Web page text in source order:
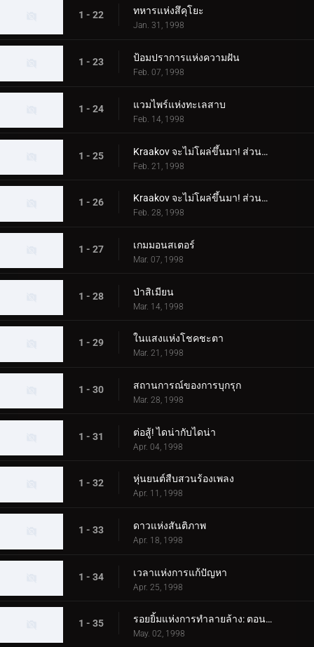
1 - 22 ทหารแห่งสึคุโยะ
Jan. 31, 1998
1 - 23 ป้อมปราการแห่งความฝัน
Feb. 07, 1998
1 - 24 แวมไพร์แห่งทะเลสาบ
Feb. 14, 1998
1 - 25 Kraakov จะไม่โผล่ขึ้นมา! ส่วนที่ 1
Feb. 21, 1998
1 - 26 Kraakov จะไม่โผล่ขึ้นมา! ส่วนที่ 2
Feb. 28, 1998
1 - 27 เกมมอนสเตอร์
Mar. 07, 1998
1 - 28 ป่าสิเมียน
Mar. 14, 1998
1 - 29 ในแสงแห่งโชคชะตา
Mar. 21, 1998
1 - 30 สถานการณ์ของการบุกรุก
Mar. 28, 1998
1 - 31 ต่อสู้! ไดน่ากับไดน่า
Apr. 04, 1998
1 - 32 หุ่นยนต์สืบสวนร้องเพลง
Apr. 11, 1998
1 - 33 ดาวแห่งสันติภาพ
Apr. 18, 1998
1 - 34 เวลาแห่งการแก้ปัญหา
Apr. 25, 1998
1 - 35 รอยยิ้มแห่งการทำลายล้าง: ตอนที่ 1
May. 02, 1998